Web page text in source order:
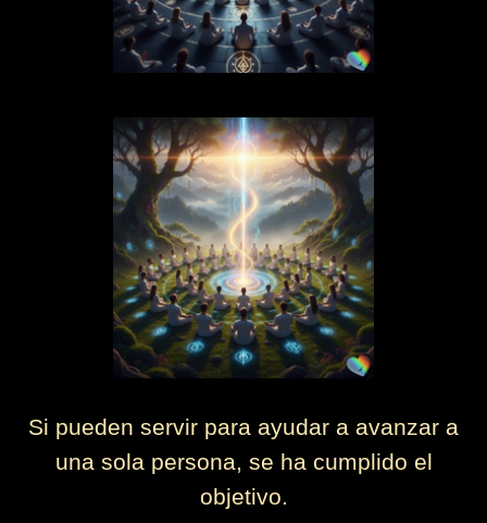
Si pueden servir para ayudar a avanzar a
una sola persona, se ha cumplido el
objetivo.